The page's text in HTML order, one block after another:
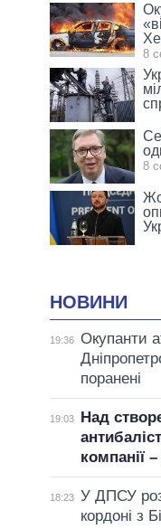
8
8
НОВИНИ
19:36 Окупанти
поранені
19:03
Над
компанії
18:23 У ДПСУ
кордоні з